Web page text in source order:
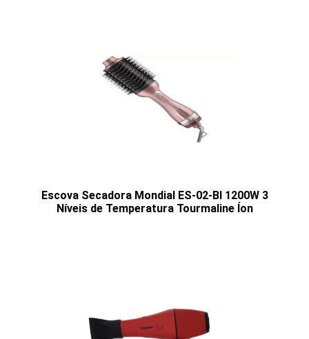
Escova Secadora Mondial ES-02-BI 1200W 3
Níveis de Temperatura Tourmaline Íon